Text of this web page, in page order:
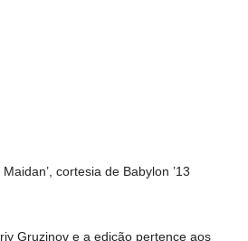
cortesia de Babylon ’13
Gruzinov e a edição pertence aos